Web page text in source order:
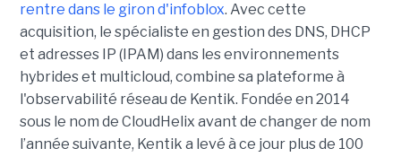
rentre dans le giron d'infoblox. Avec cette
acquisition, le spécialiste en gestion des DNS, DHCP
et adresses IP (IPAM) dans les environnements
hybrides et multicloud, combine sa plateforme à
l'observabilité réseau de Kentik. Fondée en 2014
sous le nom de CloudHelix avant de changer de nom
l’année suivante, Kentik a levé à ce jour plus de 100